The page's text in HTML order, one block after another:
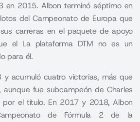
en 2015. Albon terminó séptimo en
del Campeonato de Europa que
carreras en el paquete de apoyo
el La plataforma DTM no es un
para él.
y acumuló cuatro victorias, más que
aunque fue subcampeón de Charles
por el título. En 2017 y 2018, Albon
de Fórmula 2 de la